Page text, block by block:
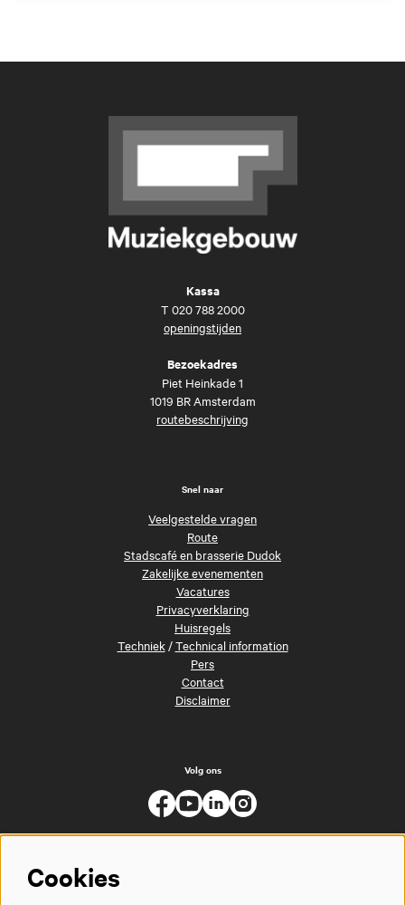
Kassa
T 020 788 2000
openingstijden
Bezoekadres
Piet Heinkade 1
1019 BR Amsterdam
routebeschrijving
Snel naar
Veelgestelde vragen
Route
Stadscafé en brasserie Dudok
Zakelijke evenementen
Vacatures
Privacyverklaring
Huisregels
Techniek/Technical information
Pers
Contact
Disclaimer
Volg ons
Cookies